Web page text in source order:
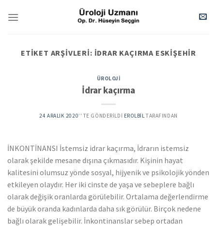
ETIKET ARŞIVLERI: IDRAR KAÇIRMA ESKIŞEHIR
ÜROLOJI
İdrar kaçırma
24 ARALIK 2020’' TE GÖNDERILDI EROLBIL TARAFINDAN
İNKONTİNANSI İstemsiz idrar kaçırma, İdrarın istemsiz
olarak şekilde mesane dışına çıkmasıdır. Kişinin hayat
kalitesini olumsuz yönde sosyal, hijyenik ve psikolojik yönden
etkileyen olaydır. Her iki cinste de yaşa ve sebeplere bağlı
olarak değişik oranlarda görülebilir. Ortalama değerlendirme
de büyük oranda kadınlarda daha sık görülür. Birçok nedene
bağlı olarak gelişebilir. İnkontinanslar sebep ortadan